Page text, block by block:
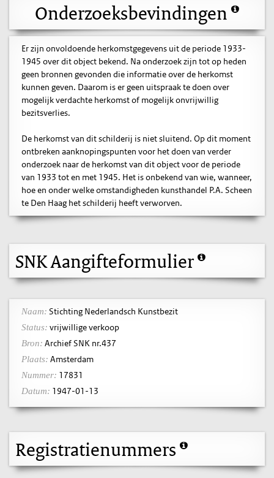
Onderzoeksbevindingen
Er zijn onvoldoende herkomstgegevens uit de periode 1933-
1945 over dit object bekend. Na onderzoek zijn tot op heden
geen bronnen gevonden die informatie over de herkomst
kunnen geven. Daarom is er geen uitspraak te doen over
mogelijk verdachte herkomst of mogelijk onvrijwillig
bezitsverlies.
De herkomst van dit schilderij is niet sluitend. Op dit moment
ontbreken aanknopingspunten voor het doen van verder
onderzoek naar de herkomst van dit object voor de periode
van 1933 tot en met 1945. Het is onbekend van wie, wanneer,
hoe en onder welke omstandigheden kunsthandel P.A. Scheen
te Den Haag het schilderij heeft verworven.
SNK Aangifteformulier
Naam: Stichting Nederlandsch Kunstbezit
Status: vrijwillige verkoop
Bron: Archief SNK nr.437
Plaats: Amsterdam
Nummer: 17831
Datum: 1947-01-13
Registratienummers